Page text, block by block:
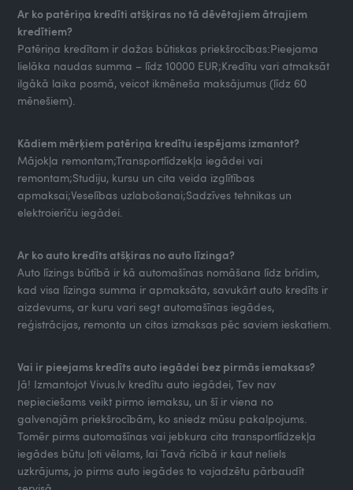
Ar ko patēriņa kredīti atšķiras no tā dēvētajiem ātrajiem
kredītiem?
Patēriņa kredītam ir dažas būtiskas priekšrocības:Pieejama
lielāka naudas summa – līdz 10000 EUR;Kredītu vari atmaksāt
ilgākā laika posmā, veicot ikmēneša maksājumus (līdz 60
mēnešiem).
Kādiem mērķiem patēriņa kredītu iespējams izmantot?
Mājokļa remontam;Transportlīdzekļa iegādei vai
remontam;Studiju, kursu un cita veida izglītības
apmaksai;Veselības uzlabošanai;Sadzīves tehnikas un
elektroierīču iegādei.
Ar ko auto kredīts atšķiras no auto līzinga?
Auto līzings būtībā ir kā automašīnas nomāšana līdz brīdim,
kad visa līzinga summa ir apmaksāta, savukārt auto kredīts ir
aizdevums, ar kuru vari segt automašīnas iegādes,
reģistrācijas, remonta un citas izmaksas pēc saviem ieskatiem.
Vai ir pieejams kredīts auto iegādei bez pirmās iemaksas?
Jā! Izmantojot Vivus.lv kredītu auto iegādei, Tev nav
nepieciešams veikt pirmo iemaksu, un šī ir viena no
galvenajām priekšrocībām, ko sniedz mūsu pakalpojums.
Tomēr pirms automašīnas vai jebkura cita transportlīdzekļa
iegādes būtu ļoti vēlams, lai Tavā rīcībā ir kaut neliels
uzkrājums, jo pirms auto iegādes to vajadzētu pārbaudīt